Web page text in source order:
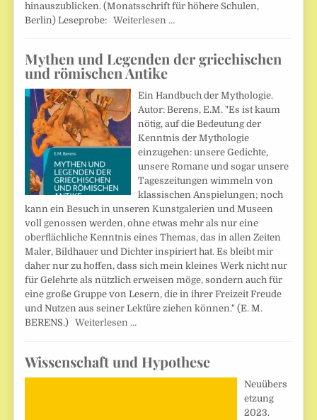
hinauszublicken. (Monatsschrift für höhere Schulen,
Berlin) Leseprobe:Weiterlesen …
Mythen und Legenden der griechischen
und römischen Antike
Ein Handbuch der Mythologie.
Autor: Berens, E.M. "Es ist kaum
nötig, auf die Bedeutung der
Kenntnis der Mythologie
einzugehen: unsere Gedichte,
unsere Romane und sogar unsere
Tageszeitungen wimmeln von
klassischen Anspielungen; noch
kann ein Besuch in unseren Kunstgalerien und Museen
voll genossen werden, ohne etwas mehr als nur eine
oberflächliche Kenntnis eines Themas, das in allen Zeiten
Maler, Bildhauer und Dichter inspiriert hat. Es bleibt mir
daher nur zu hoffen, dass sich mein kleines Werk nicht nur
für Gelehrte als nützlich erweisen möge, sondern auch für
eine große Gruppe von Lesern, die in ihrer Freizeit Freude
und Nutzen aus seiner Lektüre ziehen können." (E. M.
BERENS.)Weiterlesen …
Wissenschaft und Hypothese
Neuübers
etzung
2023.